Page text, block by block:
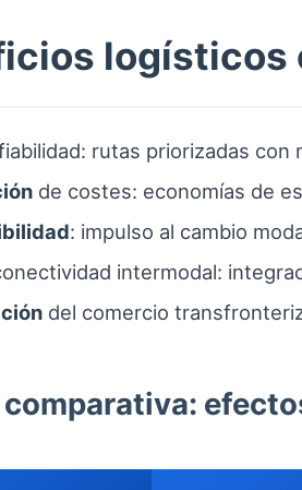
logísticos
rutas priorizadas con
de costes: economías de
: impulso al cambio
intermodal:
del comercio
comparativa: